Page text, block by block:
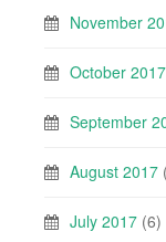
November
October 2017
September
August 2017
July 2017 (6)